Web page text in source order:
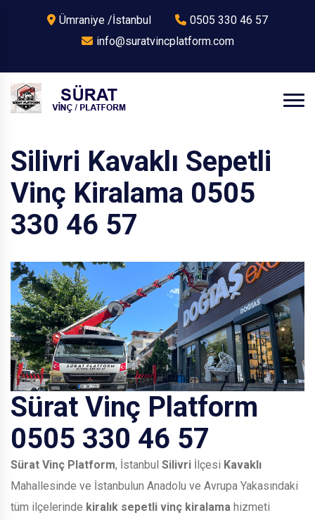
Ümraniye /İstanbul
0505 330 46 57
info@suratvincplatform.com
Silivri Kavaklı Sepetli
Vinç Kiralama 0505
330 46 57
Sürat Vinç Platform
0505 330 46 57
Sürat Vinç Platform, İstanbul Silivri İlçesi Kavaklı
Mahallesinde ve İstanbulun Anadolu ve Avrupa Yakasındaki
tüm ilçelerinde kiralık sepetli vinç kiralama hizmeti